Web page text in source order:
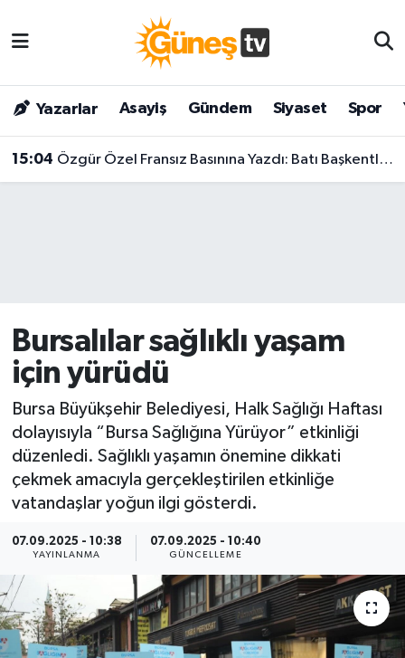
Yazarlar Asayiş Gündem Siyaset Spor
15:04 Özgür Özel Fransız Basınına Yazdı: Batı Başkentlerini Sarsacak Türkiye Analizi!
Bursalılar sağlıklı yaşam
için yürüdü
Bursa Büyükşehir Belediyesi, Halk Sağlığı Haftası
dolayısıyla “Bursa Sağlığına Yürüyor” etkinliği
düzenledi. Sağlıklı yaşamın önemine dikkati
çekmek amacıyla gerçekleştirilen etkinliğe
vatandaşlar yoğun ilgi gösterdi.
07.09.2025 - 10:38
YAYINLANMA
07.09.2025 - 10:40
GÜNCELLEME
Bilim & Teknoloji
Dünya
Magazin
Siyaset
Spor
Yaşam
Malatya Nöbetçi Eczaneler
Malatya Hava Durumu
Malatya Namaz Vakitleri
Son Dakika Haberleri
Haber Arşivi